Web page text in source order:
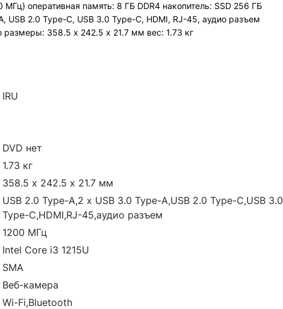
оперативная память: 8 ГБ DDR4 накопитель: SSD 256 ГБ
USB 2.0 Type-C, USB 3.0 Type-C, HDMI, RJ-45, аудио разъем
pазмеры: 358.5 х 242.5 х 21.7 мм вес: 1.73 кг
IRU
DVD нет
1.73 кг
358.5 х 242.5 х 21.7 мм
USB 2.0 Type-A,2 x USB 3.0 Type-A,USB 2.0 Type-C,USB 3.0
Type-C,HDMI,RJ-45,аудио разъем
1200 МГц
Intel Core i3 1215U
SMA
Веб-камера
Wi-Fi,Bluetooth